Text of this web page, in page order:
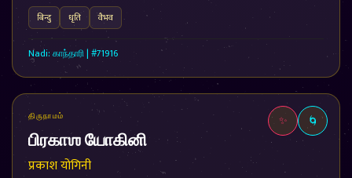
बिन्दु धृति वैभव
Nadi: காந்தாரி | #71916
✨ 🌀
திருநாமம்
பிரகாஶ யோகினி
प्रकाश योगिनी